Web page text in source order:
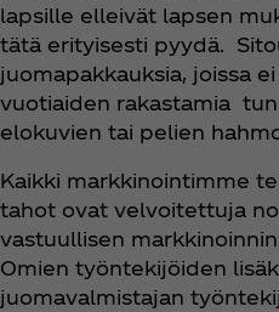
lapsille elleivät lapsen
tätä erityisesti pyydä.
juomapakkauksia, joissa
vuotiaiden rakastamia
elokuvien tai pelien
Kaikki markkinointimme
tahot ovat velvoitettuja
vastuullisen
Omien työntekijöiden
juomavalmistajan